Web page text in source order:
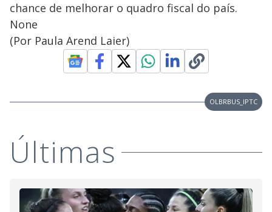
chance de melhorar o quadro fiscal do país.
None
(Por Paula Arend Laier)
OLBRBUS_IPTC
Últimas